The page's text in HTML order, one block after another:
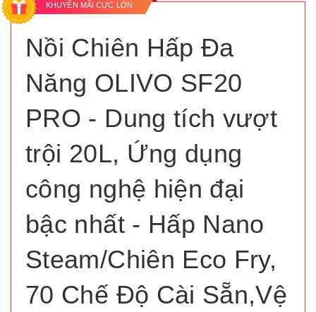
KHUYẾN MÃI CỰC LỚN
Nồi Chiên Hấp Đa
Năng OLIVO SF20
PRO - Dung tích vượt
trội 20L, Ứng dụng
công nghệ hiện đại
bậc nhất - Hấp Nano
Steam/Chiên Eco Fry,
70 Chế Độ Cài Sẵn,Vệ